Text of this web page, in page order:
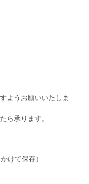
ようお願いいたしま
けて保存）